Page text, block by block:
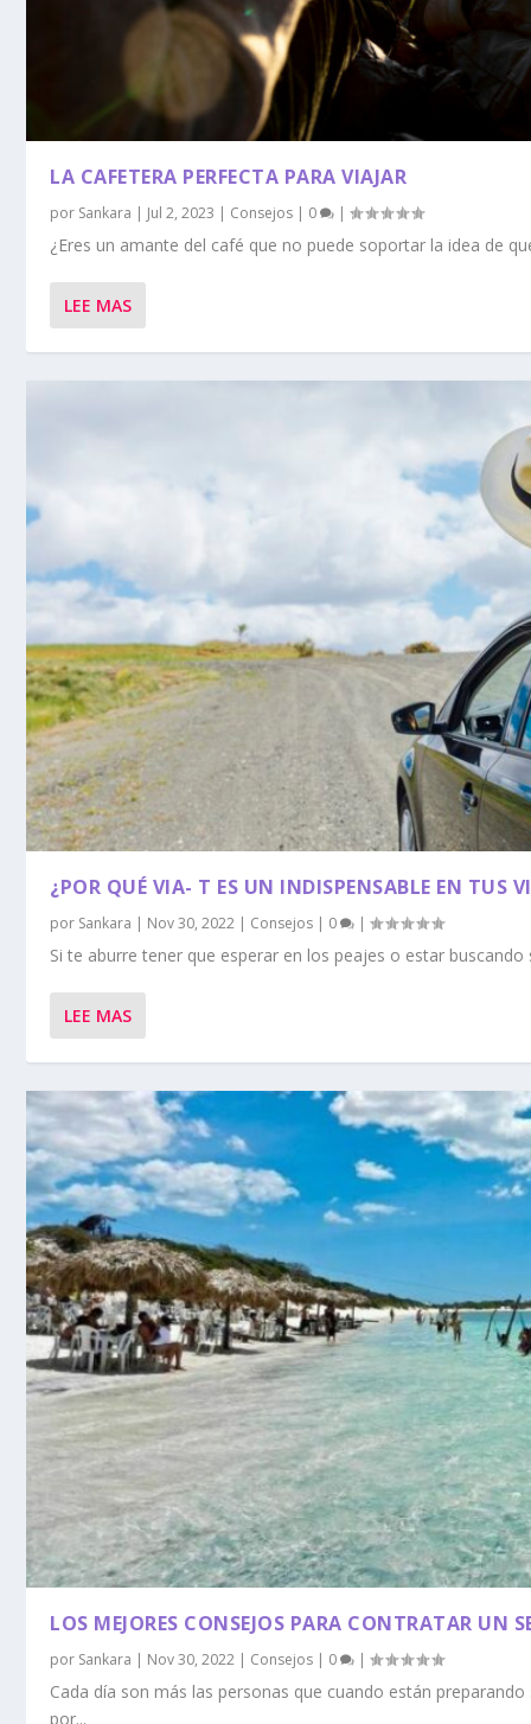
LA CAFETERA PERFECTA PARA VIAJAR
por Sankara | Jul 2, 2023 | Consejos | 0 |
¿Eres un amante del café que no puede soportar la idea de
LEE MAS
¿POR QUÉ VIA- T ES UN INDISPENSABLE EN TUS
por Sankara | Nov 30, 2022 | Consejos | 0 |
Si te aburre tener que esperar en los peajes o estar
LEE MAS
LOS MEJORES CONSEJOS PARA CONTRATAR UN
por Sankara | Nov 30, 2022 | Consejos | 0 |
Cada día son más las personas que cuando están
por...